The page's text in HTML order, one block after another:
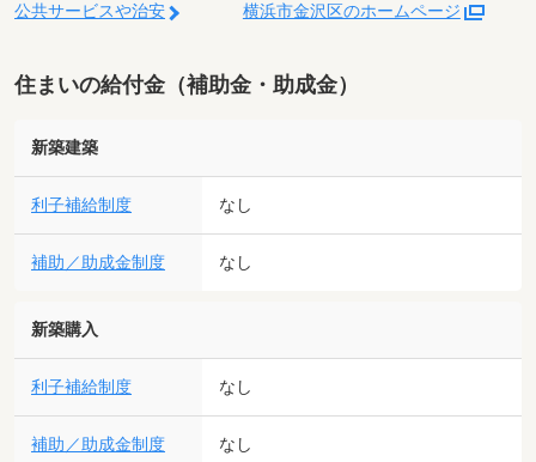
公共サービスや治安 横浜市金沢区のホームページ
住まいの給付金（補助金・助成金）
新築建築
利子補給制度 なし
補助／助成金制度 なし
新築購入
利子補給制度 なし
補助／助成金制度 なし